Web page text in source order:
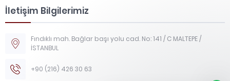
İletişim Bilgilerimiz
Fındıklı mah. Bağlar başı yolu cad. No: 141 / C MALTEPE /
İSTANBUL
+90 (216) 426 30 63